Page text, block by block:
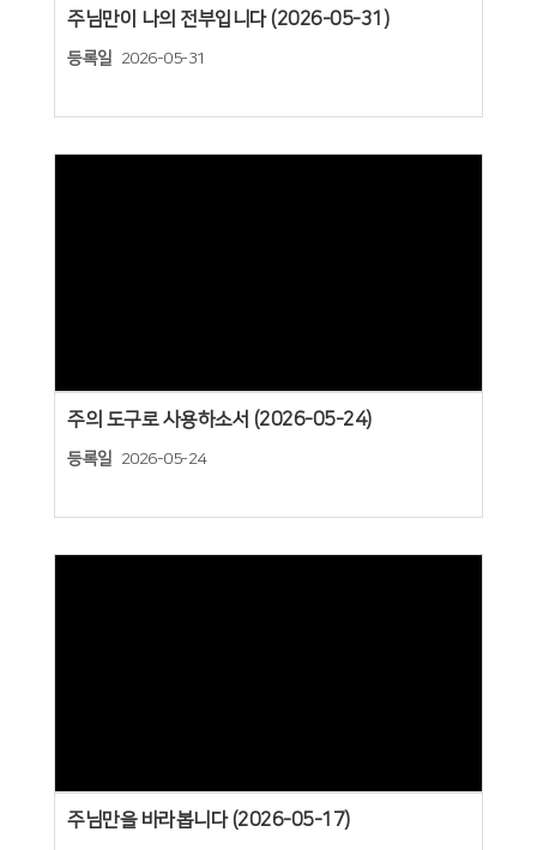
주님만이 나의 전부입니다 (2026-05-31)
등록일 2026-05-31
주의 도구로 사용하소서 (2026-05-24)
등록일 2026-05-24
주님만을 바라봅니다 (2026-05-17)